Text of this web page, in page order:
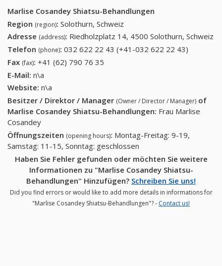
Marlise Cosandey Shiatsu-Behandlungen
Region (region): Solothurn, Schweiz
Adresse (address): Riedholzplatz 14, 4500 Solothurn, Schweiz
Telefon (phone): 032 622 22 43 (+41-032 622 22 43)
Fax (fax): +41 (62) 790 76 35
E-Mail: n\a
Website: n\a
Besitzer / Direktor / Manager (Owner / Director / Manager) of
Marlise Cosandey Shiatsu-Behandlungen: Frau Marlise
Cosandey
Öffnungszeiten (opening hours): Montag-Freitag: 9-19,
Samstag: 11-15, Sonntag: geschlossen
Haben Sie Fehler gefunden oder möchten Sie weitere
Informationen zu "Marlise Cosandey Shiatsu-
Behandlungen" Hinzufügen? Schreiben Sie uns!
Did you find errors or would like to add more details in informations for
"Marlise Cosandey Shiatsu-Behandlungen"? - Contact us!